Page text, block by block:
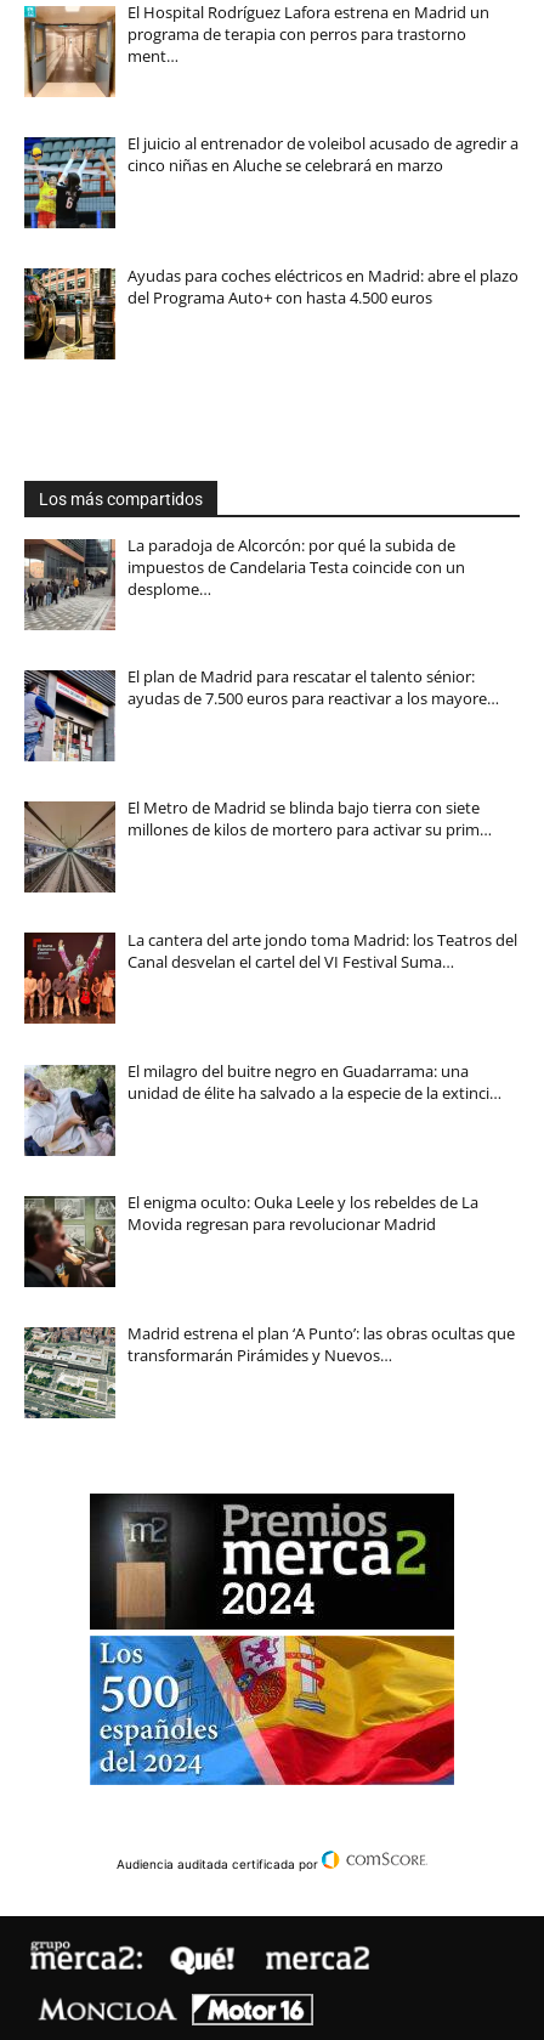
El Hospital Rodríguez Lafora estrena en Madrid un
programa de terapia con perros para trastorno
ment…
El juicio al entrenador de voleibol acusado de agredir a
cinco niñas en Aluche se celebrará en marzo
Ayudas para coches eléctricos en Madrid: abre el plazo
del Programa Auto+ con hasta 4.500 euros
Los más compartidos
La paradoja de Alcorcón: por qué la subida de
impuestos de Candelaria Testa coincide con un
desplome…
El plan de Madrid para rescatar el talento sénior:
ayudas de 7.500 euros para reactivar a los mayore…
El Metro de Madrid se blinda bajo tierra con siete
millones de kilos de mortero para activar su prim…
La cantera del arte jondo toma Madrid: los Teatros del
Canal desvelan el cartel del VI Festival Suma…
El milagro del buitre negro en Guadarrama: una
unidad de élite ha salvado a la especie de la extinci…
El enigma oculto: Ouka Leele y los rebeldes de La
Movida regresan para revolucionar Madrid
Madrid estrena el plan ‘A Punto’: las obras ocultas que
transformarán Pirámides y Nuevos…
Audiencia auditada certificada por